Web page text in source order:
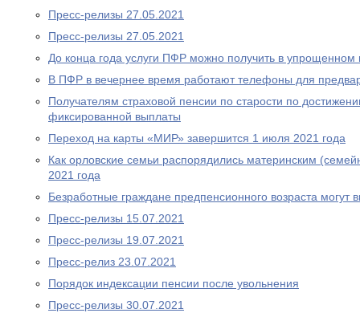
Пресс-релизы 27.05.2021
Пресс-релизы 27.05.2021
До конца года услуги ПФР можно получить в упрощенном
В ПФР в вечернее время работают телефоны для
Получателям страховой пенсии по старости по
фиксированной выплаты
Переход на карты «МИР» завершится 1 июля 2021 года
Как орловские семьи распорядились материнским
2021 года
Безработные граждане предпенсионного возраста
Пресс-релизы 15.07.2021
Пресс-релизы 19.07.2021
Пресс-релиз 23.07.2021
Порядок индексации пенсии после увольнения
Пресс-релизы 30.07.2021